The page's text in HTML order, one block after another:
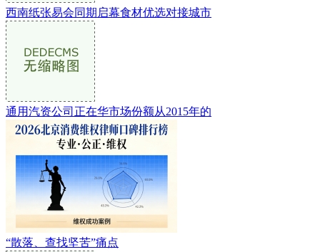
西南纸张易会同期启幕食材优选对接城市
通用汽资公司正在华市场份额从2015年的
“散落、查找坚苦”痛点